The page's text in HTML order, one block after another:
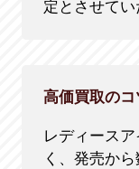
定とさせてい
高価買取のコ
レディース
く、発売か